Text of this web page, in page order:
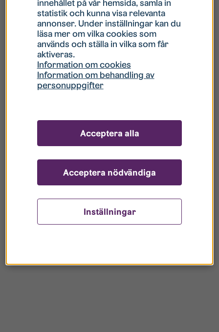
Hur gör jag om mitt konto är låst?
Hur gör jag när jag glömt mitt lösenord?
Vad innebär Gästkonto/Gästanvändare?
innehållet på vår hemsida, samla in
statistik och kunna visa relevanta
annonser. Under inställningar kan du
läsa mer om vilka cookies som
används och ställa in vilka som får
aktiveras.
Information om cookies
Information om behandling av
personuppgifter
Inställningar
Acceptera nödvändiga
Acceptera alla